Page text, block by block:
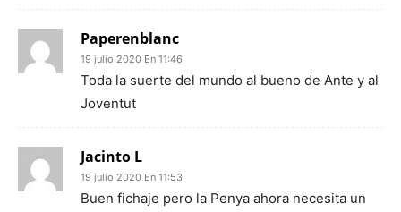
Paperenblanc
19 julio 2020 En 11:46
Toda la suerte del mundo al bueno de Ante y al
Joventut
Jacinto L
19 julio 2020 En 11:53
Buen fichaje pero la Penya ahora necesita un